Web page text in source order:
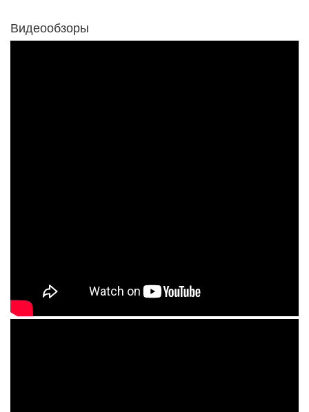
Видеообзоры